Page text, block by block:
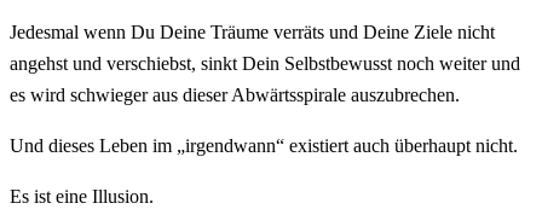
Jedesmal wenn Du Deine Träume verräts und Deine Ziele nicht
angehst und verschiebst, sinkt Dein Selbstbewusst noch weiter und
es wird schwieger aus dieser Abwärtsspirale auszubrechen.
Und dieses Leben im „irgendwann“ existiert auch überhaupt nicht.
Es ist eine Illusion.